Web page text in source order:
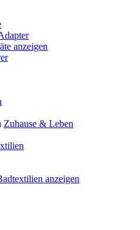
anzeigen
Zuhause & Leben
anzeigen